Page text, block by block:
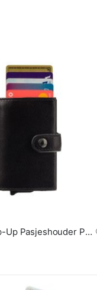
Visconti Pop-Up Pasjeshouder Portemonnee Enzo